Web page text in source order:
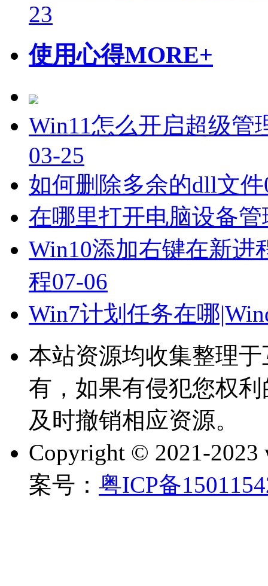
23
使用心得MORE+
Win11怎么开启超级管
03-25
如何删除多余的dll文件
在哪里打开电脑设备管
Win10添加右键在新进
程07-06
Win7计划任务在哪
本站资源均收集整理
有，如果有侵犯您权
及时撤销相应资源。
Copyright © 2021-2023
案号： 粤ICP备